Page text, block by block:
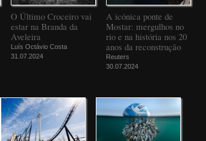
O Último Croceiro vai
estar na Branda da
Aveleira
Luís Octávio Costa
31.07.2024
A icónica ponte de
Mostar: mergulhos no
rio e na história nos 20
anos da reconstrução
Reuters
30.07.2024